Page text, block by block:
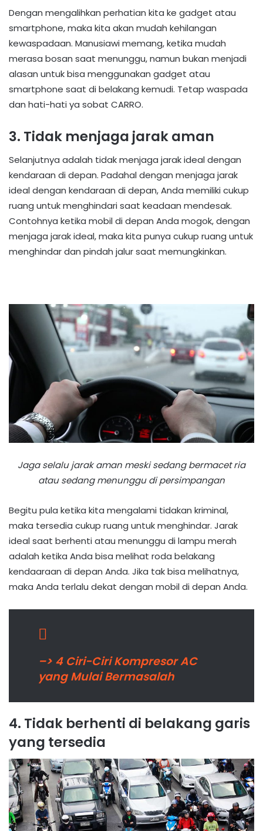
Dengan mengalihkan perhatian kita ke gadget atau
smartphone, maka kita akan mudah kehilangan
kewaspadaan. Manusiawi memang, ketika mudah
merasa bosan saat menunggu, namun bukan menjadi
alasan untuk bisa menggunakan gadget atau
smartphone saat di belakang kemudi. Tetap waspada
dan hati-hati ya sobat CARRO.
3. Tidak menjaga jarak aman
Selanjutnya adalah tidak menjaga jarak ideal dengan
kendaraan di depan. Padahal dengan menjaga jarak
ideal dengan kendaraan di depan, Anda memiliki cukup
ruang untuk menghindari saat keadaan mendesak.
Contohnya ketika mobil di depan Anda mogok, dengan
menjaga jarak ideal, maka kita punya cukup ruang untuk
menghindar dan pindah jalur saat memungkinkan.
Jaga selalu jarak aman meski sedang bermacet ria
atau sedang menunggu di persimpangan
Begitu pula ketika kita mengalami tidakan kriminal,
maka tersedia cukup ruang untuk menghindar. Jarak
ideal saat berhenti atau menunggu di lampu merah
adalah ketika Anda bisa melihat roda belakang
kendaaraan di depan Anda. Jika tak bisa melihatnya,
maka Anda terlalu dekat dengan mobil di depan Anda.
–> 4 Ciri-Ciri Kompresor AC
yang Mulai Bermasalah
4. Tidak berhenti di belakang garis
yang tersedia